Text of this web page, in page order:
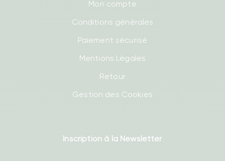
Mon compte
Conditions générales
Paiement sécurisé
Mentions Légales
Retour
Gestion des Cookies
Inscription à la Newsletter